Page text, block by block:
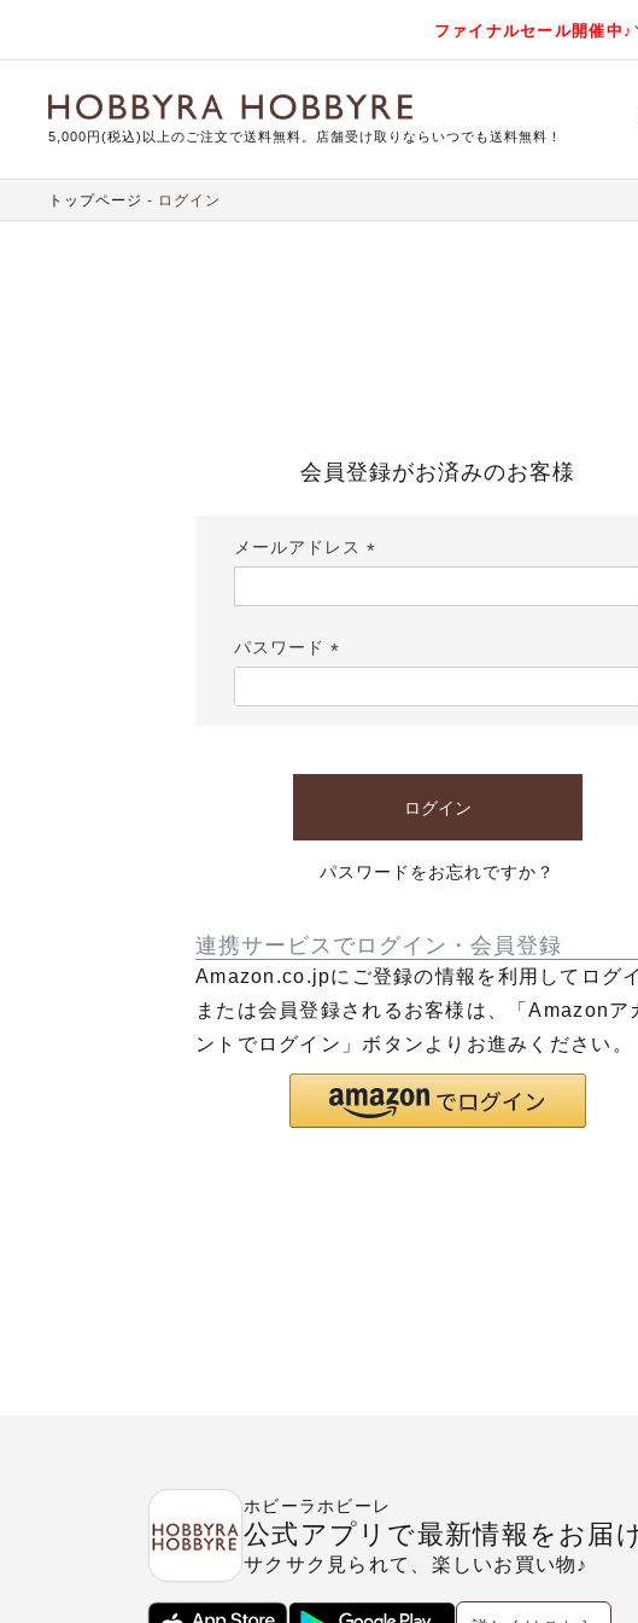
ファイナルセール開催中♪
5,000円(税込)以上のご注文で送料無料。店舗受け取りならいつでも送料無料！
トップページ ログイン
会員登録がお済みのお客様
メールアドレス
須)
パスワード
須)
ログイン
パスワードをお忘れですか？
連携サービスでログイン・会員登録
Amazon.co.jpにご登録の情報を利用してログ
または会員登録されるお客様は、「Amazonア
ントでログイン」ボタンよりお進みください。
ホビーラホビーレ
公式アプリで最新情報をお届
サクサク見られて、楽しいお買い物♪